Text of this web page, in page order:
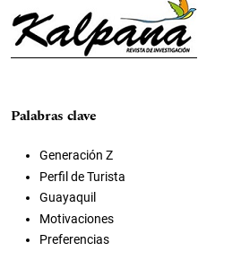
Palabras clave
Generación Z
Perfil de Turista
Guayaquil
Motivaciones
Preferencias